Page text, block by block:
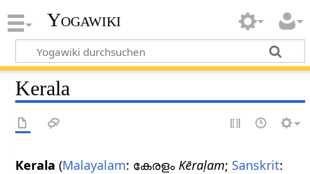
Yogawiki
Kerala
Kerala (Malayalam: കേരളംKēraḷam; Sanskrit: